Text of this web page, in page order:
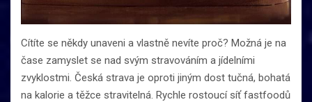
Cítíte se někdy unaveni a vlastně nevíte proč? Možná je na
čase zamyslet se nad svým stravováním a jídelními
zvyklostmi. Česká strava je oproti jiným dost tučná, bohatá
na kalorie a těžce stravitelná. Rychle rostoucí síť fastfoodů